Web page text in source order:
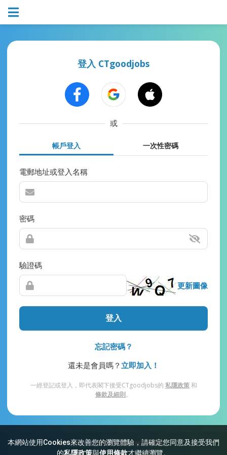
本網站使用Cookies來改善您的瀏覽體驗，請確定您同意及接受我們
的私隱政策與使用條款才繼續瀏覽。
登入 CTgoodjobs
或
帳戶登入 一次性密碼
電郵地址或登入名稱
密碼
驗證碼
更新圖像
登入
忘記密碼？
還未是會員嗎？ 立即加入！
一經登記或登入，即代表閣下接受CTgoodjobs的 私隱政策和
條款及細則。
網站索引 常見問題 私隱 條款及細則